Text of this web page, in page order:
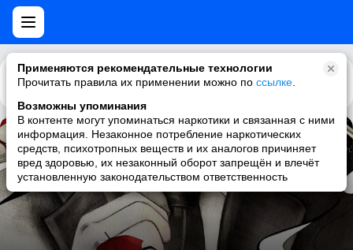
Применяются рекомендательные технологии
Прочитать правила их применении можно по ссылке
Возможны упоминания
В контенте могут упоминаться наркотики и связанная с ними
информация. Незаконное потребление наркотических
средств, психотропных веществ и их аналогов причиняет
вред здоровью, их незаконный оборот запрещён и влечёт
установленную законодательством ответственность
Каталог Рекомендации
The Silence
Mayday Parade